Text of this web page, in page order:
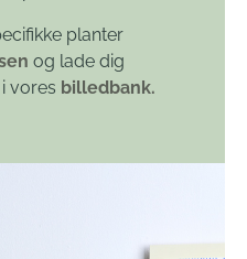
planter
og lade dig
vores billedbank.